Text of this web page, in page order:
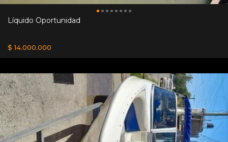
Líquido Oportunidad
$ 14.000.000